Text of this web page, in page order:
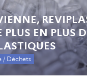
/ Déchets
PLUS EN PLUS